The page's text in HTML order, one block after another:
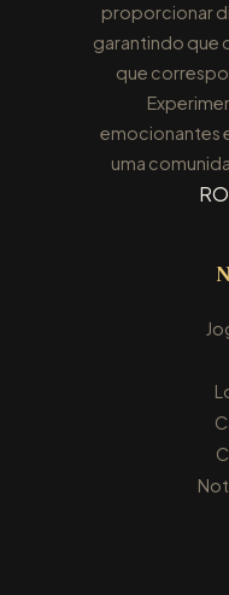
proporcionar
garantindo que
que
emocionantes
uma